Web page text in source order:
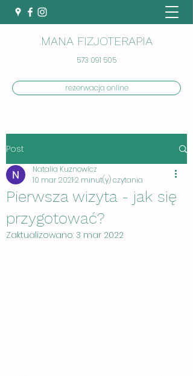
MANA FIZJOTERAPIA
573 091 505
rezerwacja online
Post
Pierwsza wizyta - jak się
przygotować?
Natalia Kuznowicz
10 mar 20212 minut(y) czytania
Zaktualizowano: 3 mar 2022